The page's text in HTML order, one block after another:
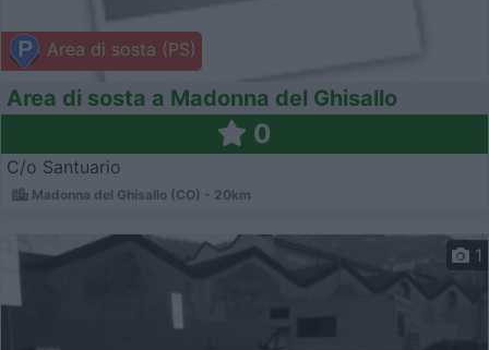
Area di sosta (PS)
Area di sosta a Madonna del Ghisallo
0
C/o Santuario
Madonna del Ghisallo (CO) - 20km
1